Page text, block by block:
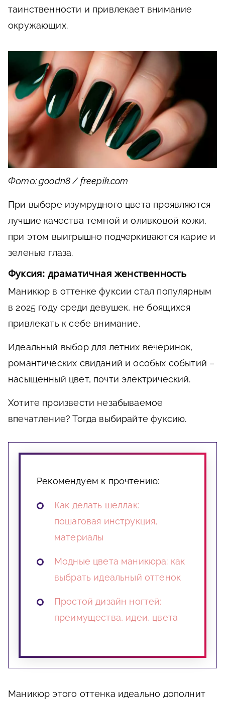
таинственности и привлекает внимание
окружающих.
Фото: goodn8 / freepik.com
При выборе изумрудного цвета проявляются
лучшие качества темной и оливковой кожи,
при этом выигрышно подчеркиваются карие и
зеленые глаза.
Фуксия: драматичная женственность
Маникюр в оттенке фуксии стал популярным
в 2025 году среди девушек, не боящихся
привлекать к себе внимание.
Идеальный выбор для летних вечеринок,
романтических свиданий и особых событий –
насыщенный цвет, почти электрический.
Хотите произвести незабываемое
впечатление? Тогда выбирайте фуксию.
Рекомендуем к прочтению:
Как делать шеллак:
пошаговая инструкция,
материалы
Модные цвета маникюра: как
выбрать идеальный оттенок
Простой дизайн ногтей:
преимущества, идеи, цвета
Маникюр этого оттенка идеально дополнит